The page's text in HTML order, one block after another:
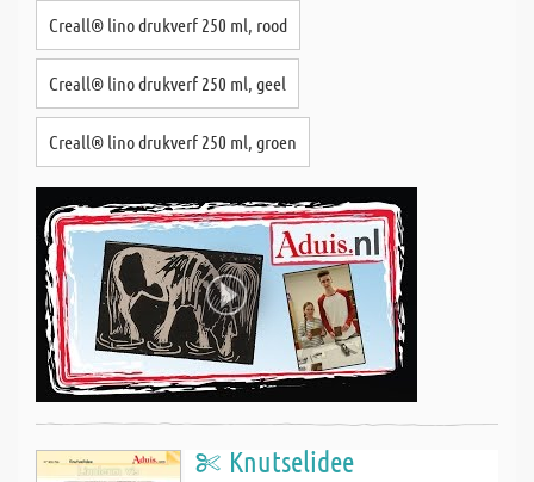
Creall® lino drukverf 250 ml, rood
Creall® lino drukverf 250 ml, geel
Creall® lino drukverf 250 ml, groen
Knutselidee